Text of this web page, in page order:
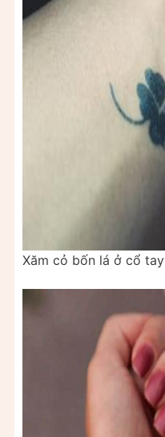
Xăm cỏ bốn lá ở cổ tay